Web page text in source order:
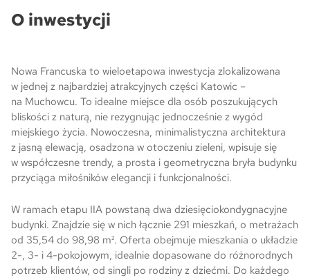
O inwestycji
Nowa Francuska to wieloetapowa inwestycja zlokalizowana
w jednej z najbardziej atrakcyjnych części Katowic –
na Muchowcu. To idealne miejsce dla osób poszukujących
bliskości z naturą, nie rezygnując jednocześnie z wygód
miejskiego życia. Nowoczesna, minimalistyczna architektura
z jasną elewacją, osadzona w otoczeniu zieleni, wpisuje się
w współczesne trendy, a prosta i geometryczna bryła budynku
przyciąga miłośników elegancji i funkcjonalności.
W ramach etapu IIA powstaną dwa dziesięciokondygnacyjne
budynki. Znajdzie się w nich łącznie 291 mieszkań, o metrażach
od 35,54 do 98,98 m². Oferta obejmuje mieszkania o układzie
2-, 3- i 4-pokojowym, idealnie dopasowane do różnorodnych
potrzeb klientów, od singli po rodziny z dziećmi. Do każdego
Skwer Witosa w Piastowie